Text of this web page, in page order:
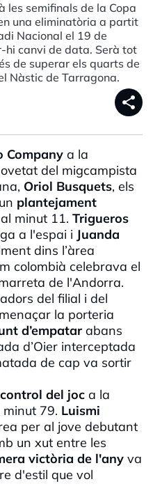
les semifinals de la Copa
una eliminatòria a partit
Nacional el 19 de
canvi de data. Serà tot
de superar els quarts de
Nàstic de Tarragona.
share
Company a la
del migcampista
Oriol Busquets, els
plantejament
minut 11. Trigueros
a l'espai i Juanda
dins l’àrea
colombià celebrava el
de l'Andorra.
del filial i del
la porteria
d’empatar abans
d’Oier interceptada
de cap va sortir
control del joc a la
79. Luismi
per al jove debutant
un xut entre les
victòria de l'any va
d'estil que vol